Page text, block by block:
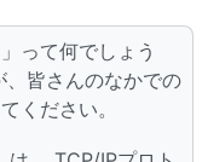
って何でしょう
皆さんのなかでの
ください。